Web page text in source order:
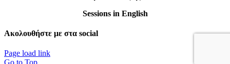
Sessions in English
Ακολουθήστε με στα social
Page load link